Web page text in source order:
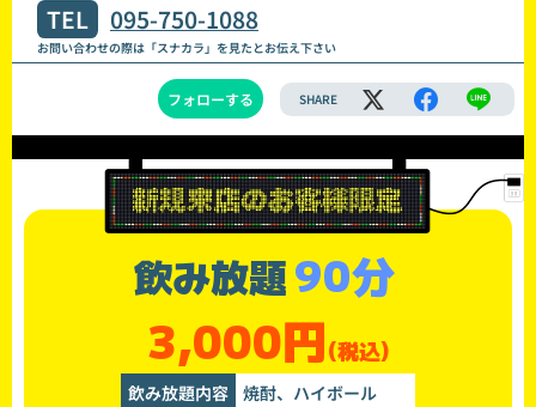
TEL 095-750-1088
お問い合わせの際は「スナカラ」を見たとお伝え下さい
フォローする SHARE
飲み放題90分
3,000円(税込)
飲み放題内容 焼酎、ハイボール